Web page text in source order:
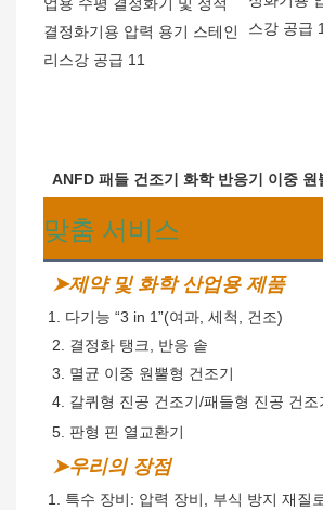
ANFD 패들 건조기 화학 반응기 이중 원
맞춤 서비스
➤제약 및 화학 산업용 제품
1. 다기능 “3 in 1”(여과, 세척, 건조)
2. 결정화 탱크, 반응 솥
3. 멸균 이중 원뿔형 건조기
4. 갈퀴형 진공 건조기/패들형 진공 건조
5. 판형 핀 열교환기
➤우리의 장점
1. 특수 장비: 압력 장비, 부식 방지 재질